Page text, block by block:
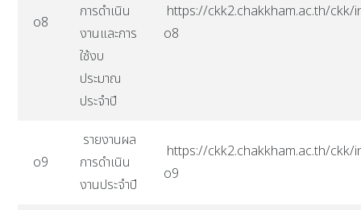
o8
การดำเนิน
งานและการ
ใช้งบ
ประมาณ
ประจำปี
https://ckk2.chakkham.ac.th/
o8
o9
รายงานผล
การดำเนิน
งานประจำปี
https://ckk2.chakkham.ac.th/
o9